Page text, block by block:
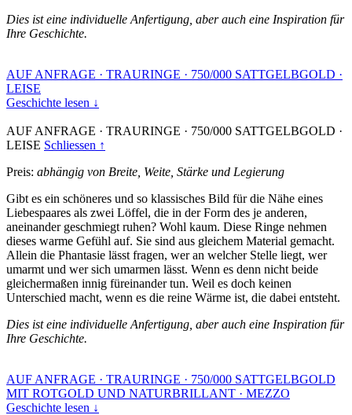
Dies ist eine individuelle Anfertigung, aber auch eine Inspiration für
Ihre Geschichte.
AUF ANFRAGE · TRAURINGE · 750/000 SATTGELBGOLD ·
LEISE
Geschichte lesen ↓
AUF ANFRAGE · TRAURINGE · 750/000 SATTGELBGOLD ·
LEISE Schliessen ↑
Preis: abhängig von Breite, Weite, Stärke und Legierung
Gibt es ein schöneres und so klassisches Bild für die Nähe eines
Liebespaares als zwei Löffel, die in der Form des je anderen,
aneinander geschmiegt ruhen? Wohl kaum. Diese Ringe nehmen
dieses warme Gefühl auf. Sie sind aus gleichem Material gemacht.
Allein die Phantasie lässt fragen, wer an welcher Stelle liegt, wer
umarmt und wer sich umarmen lässt. Wenn es denn nicht beide
gleichermaßen innig füreinander tun. Weil es doch keinen
Unterschied macht, wenn es die reine Wärme ist, die dabei entsteht.
Dies ist eine individuelle Anfertigung, aber auch eine Inspiration für
Ihre Geschichte.
AUF ANFRAGE · TRAURINGE · 750/000 SATTGELBGOLD
MIT ROTGOLD UND NATURBRILLANT · MEZZO
Geschichte lesen ↓